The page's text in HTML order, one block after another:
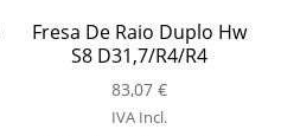
Fresa De Raio Duplo Hw
S8 D31,7/R4/R4
83,07€
IVA Incl.